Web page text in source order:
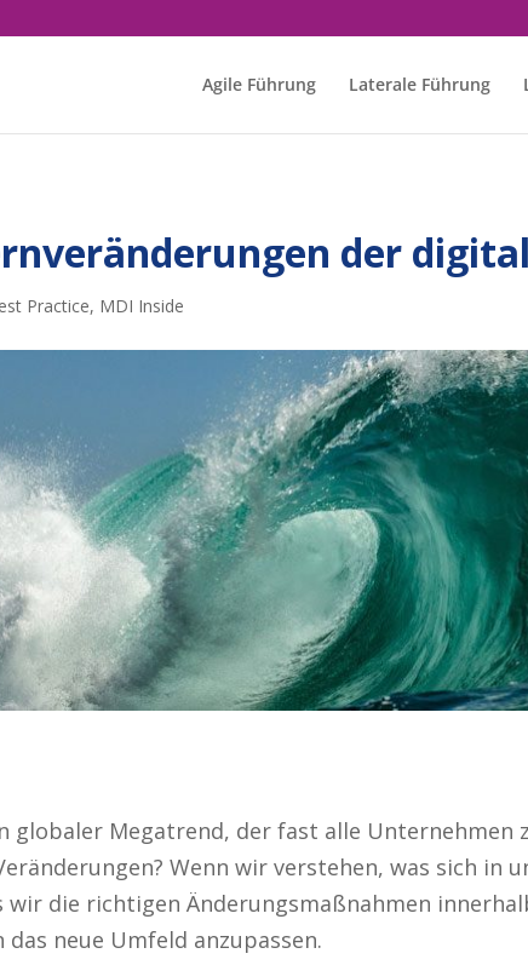
Agile Führung Laterale Führung
der
Practice, MDI Inside
globaler Megatrend, der fast alle Unternehmen
Wenn wir verstehen, was sich in
wir die richtigen Änderungsmaßnahmen
neue Umfeld anzupassen.